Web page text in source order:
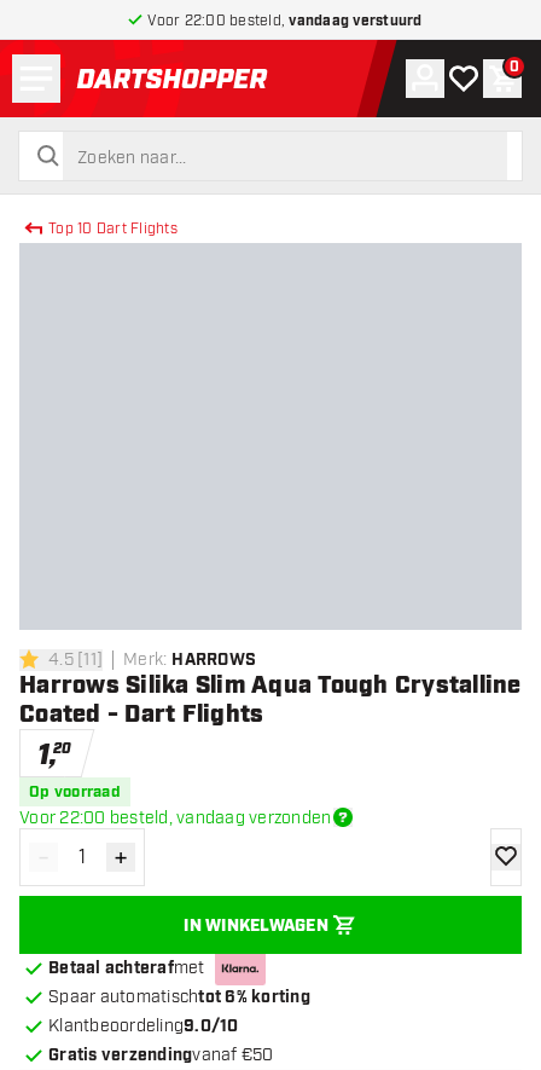
Voor 22:00 besteld,vandaag verstuurd
terug naar home pagina
zoeken
zoeken
Account
Mijn 0
Top 10 Dart Flights
4.5 score sterren
4.5[11] Merk: HARROWS
Harrows Silika Slim Aqua Tough Crystalline
Coated - Dart Flights
1,20
Op voorraad
Voor 22:00 besteld, vandaag verzonden
Verminder hoeveelheid
- Verhoog hoeveelheid
+
IN WINKELWAGEN
Betaal achterafmet
Spaar automatischtot 6% korting
Klantbeoordeling9.0/10
Gratis verzendingvanaf €50